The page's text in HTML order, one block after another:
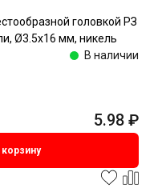
головкой РЗ
Ø3.5х16 мм, никель
В наличии
5.98 ₽